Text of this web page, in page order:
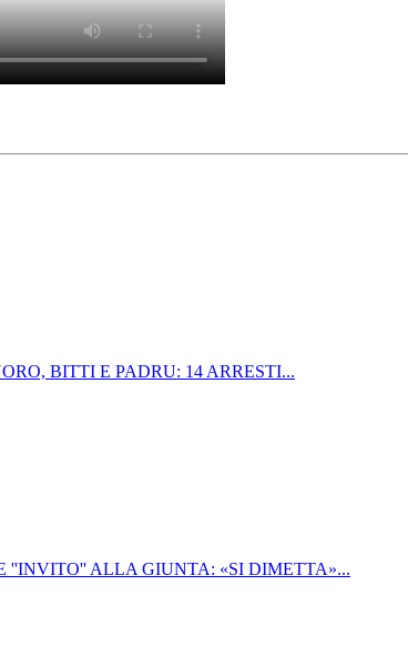
BITTI E PADRU: 14 ARRESTI...
''INVITO'' ALLA GIUNTA: «SI DIMETTA»...